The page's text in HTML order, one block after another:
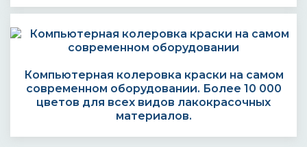
Компьютерная колеровка краски на самом
современном оборудовании. Более 10 000
цветов для всех видов лакокрасочных
материалов.